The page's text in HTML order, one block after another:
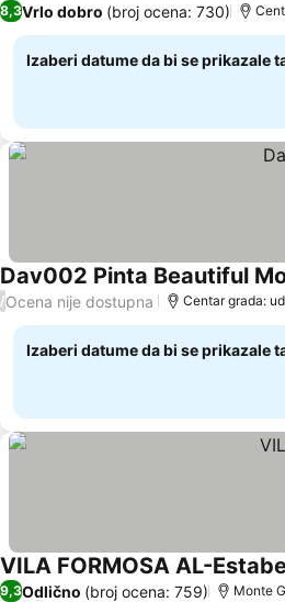
8,3Vrlo dobro (broj ocena: 730)
Izaberi datume da bi se prikazale
Dav002 Pinta Beautiful
/Ocena nije dostupna Centar grada:
Izaberi datume da bi se prikazale
VILA FORMOSA AL-
9,3Odlično (broj ocena: 759) Monte